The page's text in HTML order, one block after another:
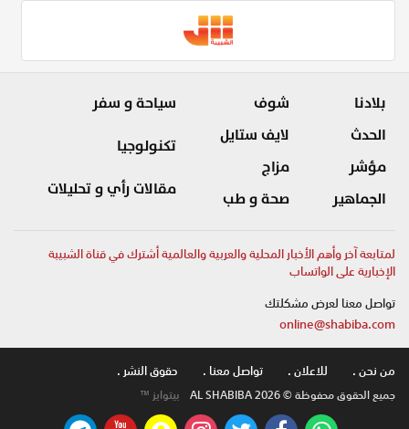
بلادنا
الحدث
مؤشر
الجماهير
شوف
لايف ستايل
مزاج
صحة و طب
سياحة و سفر
تكنولوجيا
مقالات رأي و تحليلات
لمتابعة آخر وأهم الأخبار المحلية والعربية والعالمية أشترك في قناة الشبيبة
الإخبارية على الواتساب
تواصل معنا لعرض مشكلتك
online@shabiba.com
من نحن .
للاعلان . تواصل معنا . حقوق النشر .
جميع الحقوق محفوظة © AL SHABIBA 2026 بيتوايز ™